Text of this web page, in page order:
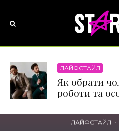
ЛАЙФСТАЙЛ
Як обрати
роботи та
ЛАЙФСТАЙЛ ·